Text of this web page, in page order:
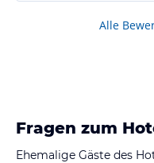
Alle
Fragen zum
Ehemalige Gäste des